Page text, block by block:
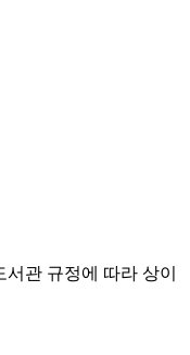
관 규정에 따라 상이